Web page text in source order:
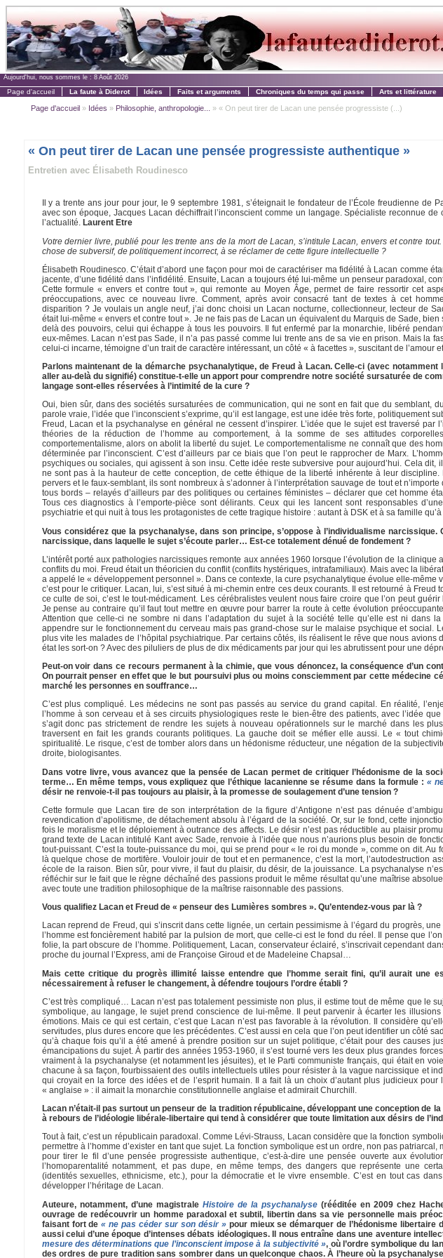
Aujourd'hui, nous sommes le : 8 Août 2026
Page d'accueil La faute à Diderot Idées Faits et arguments Chroniques du temps qui passe Arts et littérature
Page d'accueil» Idées » Philosophie, anthropologie... » « On peut tirer de Lacan une pensée progressiste (...)
« On peut tirer de Lacan une pensée progressiste authentique »
Entretien avec Élisabeth Roudinesco
Il y a trente ans jour pour jour, le 9 septembre 1981, s’éteignait le fondateur de l’École freudienne de
avec son époque, Jacques Lacan déchiffrait l’inconscient comme un langage. Spécialiste reconnue
l’actualité. Laurent Etre
Votre dernier livre, publié pour les trente ans de la mort de Lacan, s’intituleLacan, envers et contre tout
chose de subversif, de politiquement incorrect, à se réclamer de cette figure intellectuelle ?
Élisabeth Roudinesco. C’était d’abord une façon pour moi de caractériser ma fidélité à Lacan comme
jacente, d’une fidélité dans l’infidélité. Ensuite, Lacan a toujours été lui-même un penseur paradoxal,
Cette formule « envers et contre tout », qui remonte au Moyen Âge, permet de faire ressortir cet
préoccupations, avec ce nouveau livre. Comment, après avoir consacré tant de textes à cet
disparition ? Je voulais un angle neuf, j’ai donc choisi un Lacan nocturne, collectionneur, lecteur de
était lui-même « envers et contre tout ». Je ne fais pas de Lacan un équivalent du Marquis de Sade,
delà des pouvoirs, celui qui échappe à tous les pouvoirs. Il fut enfermé par la monarchie, libéré
eux-mêmes. Lacan n’est pas Sade, il n’a pas passé comme lui trente ans de sa vie en prison. Mais la
celui-ci incarne, témoigne d’un trait de caractère intéressant, un côté « à facettes », suscitant de l’amour
Parlons maintenant de la démarche psychanalytique, de Freud à Lacan. Celle-ci (avec
aller au-delà du signifié) constitue-t-elle un apport pour comprendre notre société sursaturée de
langage sont-elles réservées à l’intimité de la cure ?
Oui, bien sûr, dans des sociétés sursaturées de communication, qui ne sont en fait que du semblant,
parole vraie, l’idée que l’inconscient s’exprime, qu’il est langage, est une idée très forte, politiquement
Freud, Lacan et la psychanalyse en général ne cessent d’inspirer. L’idée que le sujet est traversé
théories de la réduction de l’homme au comportement, à la somme de ses attitudes
comportementalisme, alors on abolit la liberté du sujet. Le comportementalisme ne connaît que des
déterminée par l’inconscient. C’est d’ailleurs par ce biais que l’on peut le rapprocher de Marx.
psychiques ou sociales, qui agissent à son insu. Cette idée reste subversive pour aujourd’hui. Cela
ne sont pas à la hauteur de cette conception, de cette éthique de la liberté inhérente à leur
pervers et le faux-semblant, ils sont nombreux à s’adonner à l’interprétation sauvage de tout et
tous bords – relayés d’ailleurs par des politiques ou certaines féministes – déclarer que cet homme
Tous ces diagnostics à l’emporte-pièce sont délirants. Ceux qui les lancent sont responsables
psychiatrie et qui nuit à tous les protagonistes de cette tragique histoire : autant à DSK et à sa famille
Vous considérez que la psychanalyse, dans son principe, s’oppose à l’individualisme
narcissique, dans laquelle le sujet s’écoute parler… Est-ce totalement dénué de fondement ?
L’intérêt porté aux pathologies narcissiques remonte aux années 1960 lorsque l’évolution de la
conflits du moi. Freud était un théoricien du conflit (conflits hystériques, intrafamiliaux). Mais avec la
a appelé le « développement personnel ». Dans ce contexte, la cure psychanalytique évolue elle-même
c’est pour le critiquer. Lacan, lui, s’est situé à mi-chemin entre ces deux courants. Il est retourné à
ce culte de soi, c’est le tout-médicament. Les cérébralistes veulent nous faire croire que l’on peut
Je pense au contraire qu’il faut tout mettre en œuvre pour barrer la route à cette évolution
Attention que celle-ci ne sombre ni dans l’adaptation du sujet à la société telle qu’elle est ni dans
appendre sur le fonctionnement du cerveau mais pas grand-chose sur le malaise psychique et social.
plus vite les malades de l’hôpital psychiatrique. Par certains côtés, ils réalisent le rêve que nous
état les sort-on ? Avec des piluliers de plus de dix médicaments par jour qui les abrutissent pour une
Peut-on voir dans ce recours permanent à la chimie, que vous dénoncez, la conséquence d’un
On pourrait penser en effet que le but poursuivi plus ou moins consciemment par cette médecine
marché les personnes en souffrance…
C’est plus compliqué. Les médecins ne sont pas passés au service du grand capital. En réalité,
l’homme à son cerveau et à ses circuits physiologiques reste le bien-être des patients, avec l’idée
s’agit donc pas strictement de rendre les sujets à nouveau opérationnels sur le marché dans les
traversent en fait les grands courants politiques. La gauche doit se méfier elle aussi. Le « tout
spiritualité. Le risque, c’est de tomber alors dans un hédonisme réducteur, une négation de la
droite, biologisantes.
Dans votre livre, vous avancez que la pensée de Lacan permet de critiquer l’hédonisme de la
terme… En même temps, vous expliquez que l’éthique lacanienne se résume dans la formule : «
désir ne renvoie-t-il pas toujours au plaisir, à la promesse de soulagement d’une tension ?
Cette formule que Lacan tire de son interprétation de la figure d’Antigone n’est pas dénuée
revendication d’apolitisme, de détachement absolu à l’égard de la société. Or, sur le fond, cette
fois le moralisme et le déploiement à outrance des affects. Le désir n’est pas réductible au plaisir
grand texte de Lacan intitulé Kant avec Sade, renvoie à l’idée que nous n’aurions plus besoin de
tout-puissant. C’est la toute-puissance du moi, qui se prend pour « le roi du monde », comme on dit.
là quelque chose de mortifère. Vouloir jouir de tout et en permanence, c’est la mort, l’autodestruction
école de la raison. Bien sûr, pour vivre, il faut du plaisir, du désir, de la jouissance. La psychanalyse
réfléchir sur le fait que le règne déchaîné des passions produit le même résultat qu’une maîtrise
avec toute une tradition philosophique de la maîtrise raisonnable des passions.
Vous qualifiez Lacan et Freud de « penseur des Lumières sombres ». Qu’entendez-vous par là ?
Lacan reprend de Freud, qui s’inscrit dans cette lignée, un certain pessimisme à l’égard du progrès,
l’homme est foncièrement habité par la pulsion de mort, que celle-ci est le fond du réel. Il pense que
folie, la part obscure de l’homme. Politiquement, Lacan, conservateur éclairé, s’inscrivait cependant
proche du journal l’Express, ami de Françoise Giroud et de Madeleine Chapsal…
Mais cette critique du progrès illimité laisse entendre que l’homme serait fini, qu’il aurait une
nécessairement à refuser le changement, à défendre toujours l’ordre établi ?
C’est très compliqué… Lacan n’est pas totalement pessimiste non plus, il estime tout de même que le
symbolique, au langage, le sujet prend conscience de lui-même. Il peut parvenir à écarter les
émotions. Mais ce qui est certain, c’est que Lacan n’est pas favorable à la révolution. Il considère
servitudes, plus dures encore que les précédentes. C’est aussi en cela que l’on peut identifier un côté
qu’à chaque fois qu’il a été amené à prendre position sur un sujet politique, c’était pour des causes
émancipations du sujet. À partir des années 1953-1960, il s’est tourné vers les deux plus grandes
vraiment à la psychanalyse (et notamment les jésuites), et le Parti communiste français, qui était en
chacune à sa façon, fourbissaient des outils intellectuels utiles pour résister à la vague narcissique et
qui croyait en la force des idées et de l’esprit humain. Il a fait là un choix d’autant plus judicieux
« anglaise » : il aimait la monarchie constitutionnelle anglaise et admirait Churchill.
Lacan n’était-il pas surtout un penseur de la tradition républicaine, développant une conception de
à rebours de l’idéologie libérale-libertaire qui tend à considérer que toute limitation aux désirs de
Tout à fait, c’est un républicain paradoxal. Comme Lévi-Strauss, Lacan considère que la fonction
permettre à l’homme d’exister en tant que sujet. La fonction symbolique est un ordre, non pas patriarcal,
pour tirer le fil d’une pensée progressiste authentique, c’est-à-dire une pensée ouverte aux
l’homoparentalité notamment, et pas dupe, en même temps, des dangers que représente une
(identités sexuelles, ethnicisme, etc.), pour la démocratie et le vivre ensemble. C’est en tout cas
développer l’héritage de Lacan.
Auteure, notamment, d’une magistrale Histoire de la psychanalyse(rééditée en 2009 chez
ouvrage de redécouvrir un homme paradoxal et subtil, libertin dans sa vie personnelle mais
faisant fort de« ne pas céder sur son désir »pour mieux se démarquer de l’hédonisme
aussi celui d’une époque d’intenses débats idéologiques. Il nous entraîne dans une aventure
mesure des déterminations que l’inconscient impose à la subjectivité », où l’ordre symbolique du
des ordres de pure tradition sans sombrer dans un quelconque chaos. À l’heure où la